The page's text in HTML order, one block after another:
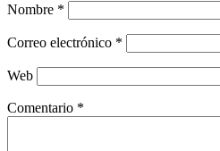
Nombre *
Correo electrónico *
Web
Comentario *